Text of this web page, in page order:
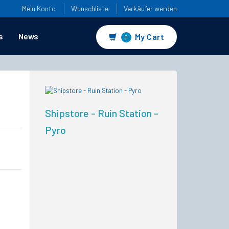
Mein Konto Wunschliste Verkäufer werden
News 0 My Cart
Shipstore - Ruin Station -
Pyro